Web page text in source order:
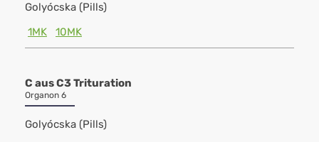
Golyócska (Pills)
1MK
10MK
C aus C3 Trituration
Organon 6
Golyócska (Pills)